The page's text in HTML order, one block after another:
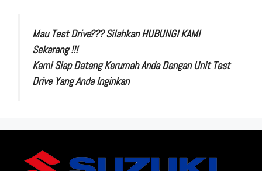
Mau Test Drive??? Silahkan HUBUNGI KAMI
Sekarang !!!
Kami Siap Datang Kerumah Anda Dengan Unit Test
Drive Yang Anda Inginkan